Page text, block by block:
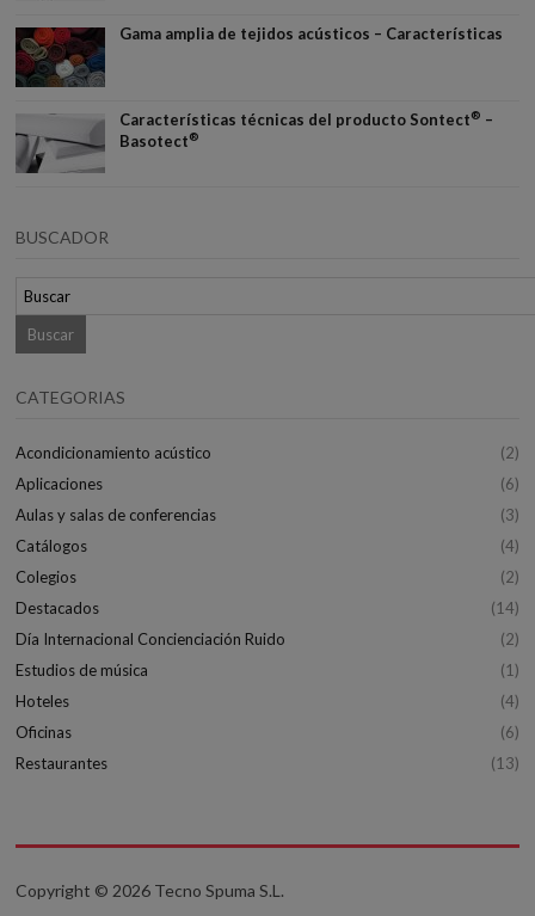
Gama amplia de tejidos acústicos – Características
Características técnicas del producto Sontect® –
Basotect®
BUSCADOR
CATEGORIAS
Acondicionamiento acústico
(2)
Aplicaciones
(6)
Aulas y salas de conferencias
(3)
Catálogos
(4)
Colegios
(2)
Destacados
(14)
Día Internacional Concienciación Ruido
(2)
Estudios de música
(1)
Hoteles
(4)
Oficinas
(6)
Restaurantes
(13)
Copyright © 2026 Tecno Spuma S.L.